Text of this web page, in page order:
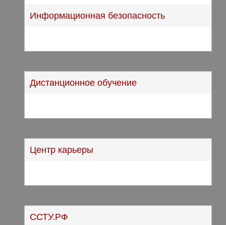
Информационная безопасность
Дистанционное обучение
Центр карьеры
ССТУ.РФ